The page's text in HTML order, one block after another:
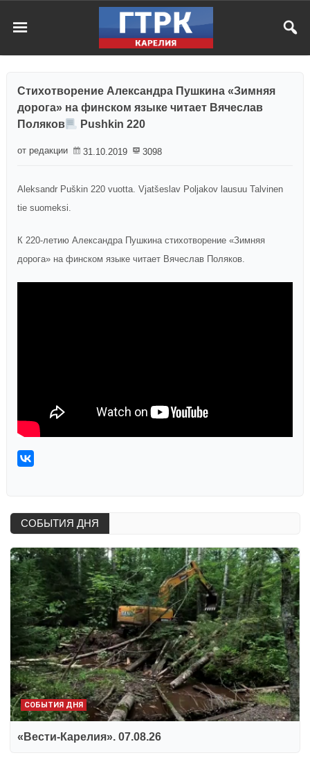
Стихотворение Александра Пушкина «Зимняя
дорога» на финском языке читает Вячеслав
Поляков
Pushkin 220
от редакции 31.10.2019 3098
Aleksandr Puškin 220 vuotta. Vjatšeslav Poljakov lausuu Talvinen
tie suomeksi.
К 220-летию Александра Пушкина стихотворение «Зимняя
дорога» на финском языке читает Вячеслав Поляков.
СОБЫТИЯ ДНЯ
СОБЫТИЯ ДНЯ
«Вести-Карелия». 07.08.26